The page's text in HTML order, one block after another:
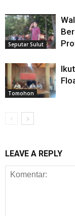
Seputar Sulut
Tomohon
LEAVE A REPLY